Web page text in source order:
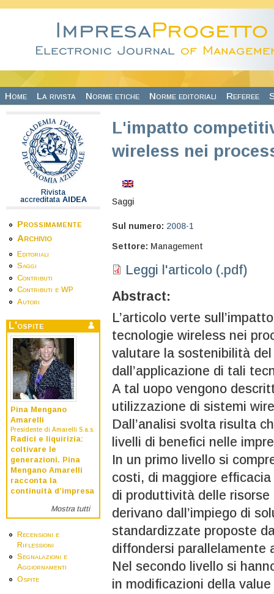
Home La rivista Norme etiche Norme editoriali Referee
Rivista
accreditata AIDEA
Prossimamente
Archivio
Editoriali
Saggi
Contributi
Contributi e WP
Autori
L'ospite
Pina Mengano
Amarelli
Presidente di Amarelli S.a.s.
Radici e liquirizia:
coltivare le
generazioni. Pina
Mengano Amarelli
racconta la
continuità d’impresa
Mostra tutti
Recensioni e
Riflessioni
Segnalazioni e
Aggiornamenti
Ospite
L'impatto
wireless nei
Saggi
Sul numero: 2008-1
Settore: Management
Leggi l'articolo (.pdf)
Abstract:
L’articolo verte
tecnologie wireless nei
valutare la sostenibilità
dall’applicazione di tali
A tal uopo vengono
utilizzazione di sistemi
Dall’analisi svolta risulta
livelli di benefici nelle
In un primo livello si
costi, di maggiore
di produttività delle
derivano dall’impiego di
standardizzate proposte
diffondersi parallelamente
Nel secondo livello si
in modificazioni della